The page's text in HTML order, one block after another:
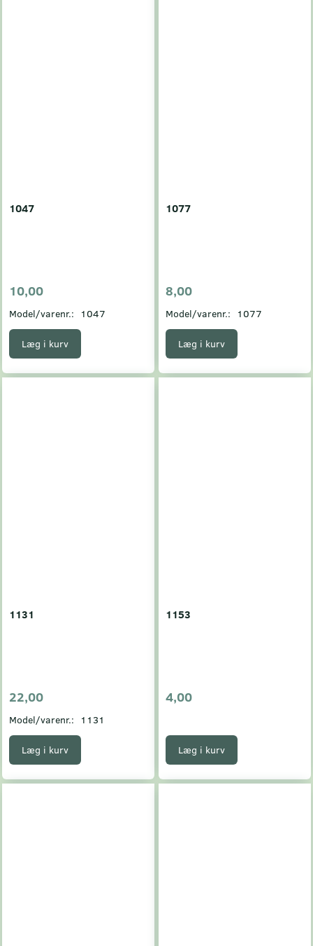
1047
10,00
Model/varenr.: 1047
Læg i kurv
1077
8,00
Model/varenr.: 1077
Læg i kurv
1131
22,00
Model/varenr.: 1131
Læg i kurv
1153
4,00
Læg i kurv